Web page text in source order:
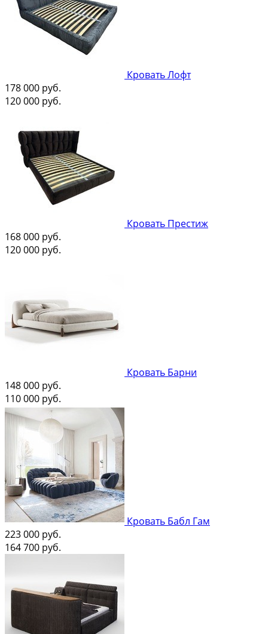
Кровать Лофт
178 000 руб.
120 000 руб.
Кровать Престиж
168 000 руб.
120 000 руб.
Кровать Барни
148 000 руб.
110 000 руб.
Кровать Бабл Гам
223 000 руб.
164 700 руб.